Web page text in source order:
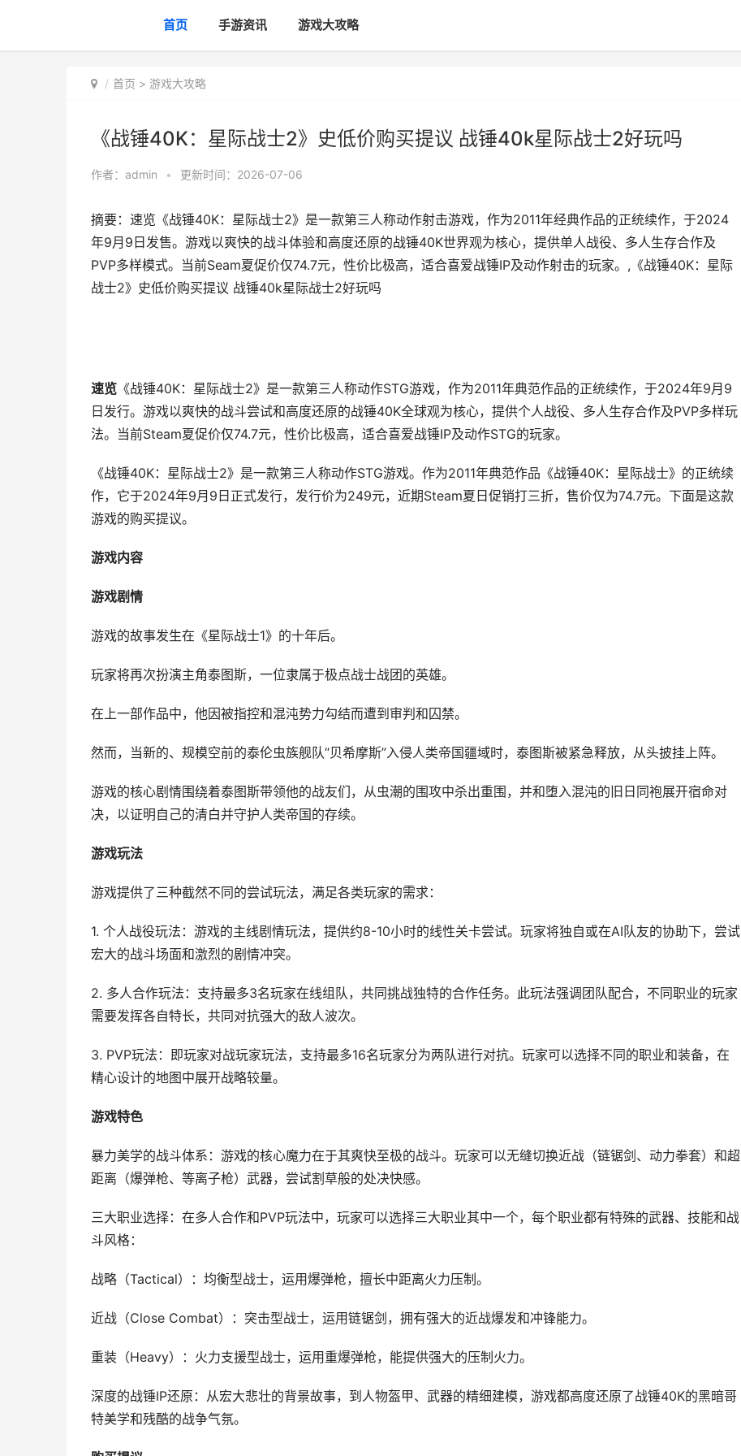
首页 手游资讯 游戏大攻略
首页 > 游戏大攻略
《战锤40K：星际战士2》史低价购买提议 战锤40k星际战士2好玩吗
作者： admin • 更新时间：2026-07-06
摘要：速览《战锤40K：星际战士2》是一款第三人称动作射击游戏，作为2011年经典作品的正统续作，于2024
年9月9日发售。游戏以爽快的战斗体验和高度还原的战锤40K世界观为核心，提供单人战役、多人生存合作及
PVP多样模式。当前Seam夏促价仅74.7元，性价比极高，适合喜爱战锤IP及动作射击的玩家。,《战锤40K：星际
战士2》史低价购买提议 战锤40k星际战士2好玩吗
速览 《战锤40K：星际战士2》是一款第三人称动作STG游戏，作为2011年典范作品的正统续作，于2024年9月9
日发行。游戏以爽快的战斗尝试和高度还原的战锤40K全球观为核心，提供个人战役、多人生存合作及PVP多样玩
法。当前Steam夏促价仅74.7元，性价比极高，适合喜爱战锤IP及动作STG的玩家。
《战锤40K：星际战士2》是一款第三人称动作STG游戏。作为2011年典范作品《战锤40K：星际战士》的正统续
作，它于2024年9月9日正式发行，发行价为249元，近期Steam夏日促销打三折，售价仅为74.7元。下面是这款
游戏的购买提议。
游戏内容
游戏剧情
游戏的故事发生在《星际战士1》的十年后。
玩家将再次扮演主角泰图斯，一位隶属于极点战士战团的英雄。
在上一部作品中，他因被指控和混沌势力勾结而遭到审判和囚禁。
然而，当新的、规模空前的泰伦虫族舰队“贝希摩斯”入侵人类帝国疆域时，泰图斯被紧急释放，从头披挂上阵。
游戏的核心剧情围绕着泰图斯带领他的战友们，从虫潮的围攻中杀出重围，并和堕入混沌的旧日同袍展开宿命对
决，以证明自己的清白并守护人类帝国的存续。
游戏玩法
游戏提供了三种截然不同的尝试玩法，满足各类玩家的需求：
1. 个人战役玩法：游戏的主线剧情玩法，提供约8-10小时的线性关卡尝试。玩家将独自或在AI队友的协助下，尝试
宏大的战斗场面和激烈的剧情冲突。
2. 多人合作玩法：支持最多3名玩家在线组队，共同挑战独特的合作任务。此玩法强调团队配合，不同职业的玩家
需要发挥各自特长，共同对抗强大的敌人波次。
3. PVP玩法：即玩家对战玩家玩法，支持最多16名玩家分为两队进行对抗。玩家可以选择不同的职业和装备，在
精心设计的地图中展开战略较量。
游戏特色
暴力美学的战斗体系：游戏的核心魔力在于其爽快至极的战斗。玩家可以无缝切换近战（链锯剑、动力拳套）和超
距离（爆弹枪、等离子枪）武器，尝试割草般的处决快感。
三大职业选择：在多人合作和PVP玩法中，玩家可以选择三大职业其中一个，每个职业都有特殊的武器、技能和战
斗风格：
战略（Tactical）：均衡型战士，运用爆弹枪，擅长中距离火力压制。
近战（Close Combat）：突击型战士，运用链锯剑，拥有强大的近战爆发和冲锋能力。
重装（Heavy）：火力支援型战士，运用重爆弹枪，能提供强大的压制火力。
深度的战锤IP还原：从宏大悲壮的背景故事，到人物盔甲、武器的精细建模，游戏都高度还原了战锤40K的黑暗哥
特美学和残酷的战争气氛。